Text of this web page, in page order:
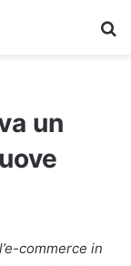
un
commerce in